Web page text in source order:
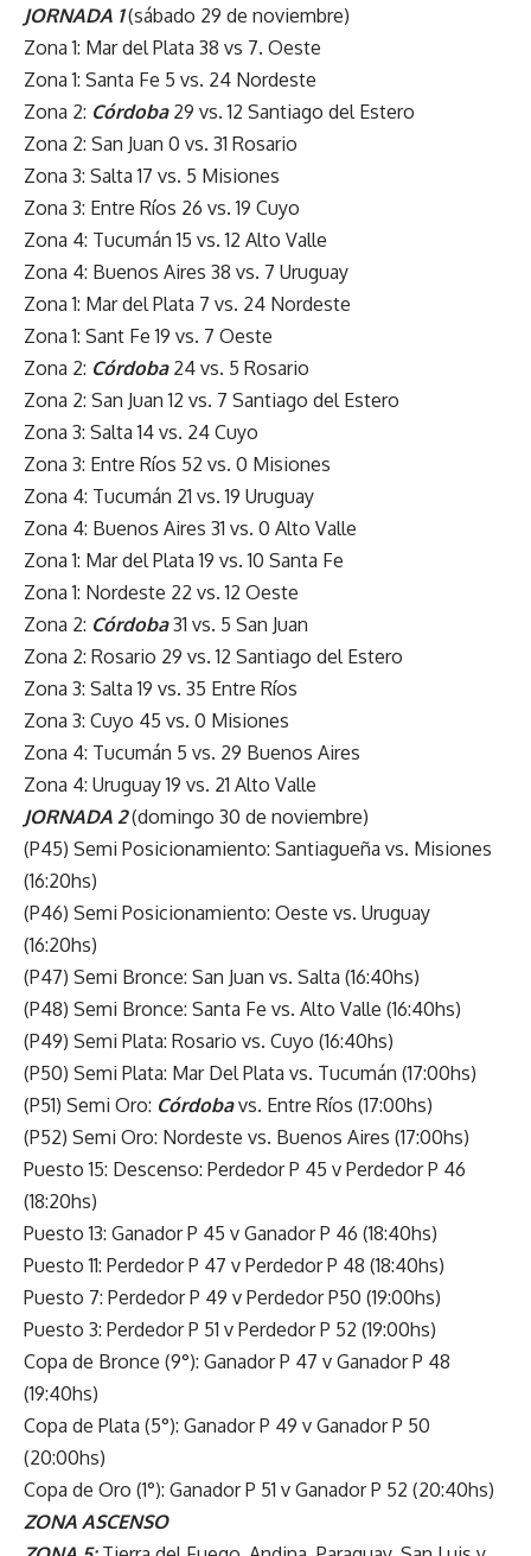
JORNADA 1(sábado 29 de noviembre)
Zona 1: Mar del Plata 38 vs 7. Oeste
Zona 1: Santa Fe 5 vs. 24 Nordeste
Zona 2: Córdoba 29 vs. 12 Santiago del Estero
Zona 2: San Juan 0 vs. 31 Rosario
Zona 3: Salta 17 vs. 5 Misiones
Zona 3: Entre Ríos 26 vs. 19 Cuyo
Zona 4: Tucumán 15 vs. 12 Alto Valle
Zona 4: Buenos Aires 38 vs. 7 Uruguay
Zona 1: Mar del Plata 7 vs. 24 Nordeste
Zona 1: Sant Fe 19 vs. 7 Oeste
Zona 2: Córdoba 24 vs. 5 Rosario
Zona 2: San Juan 12 vs. 7 Santiago del Estero
Zona 3: Salta 14 vs. 24 Cuyo
Zona 3: Entre Ríos 52 vs. 0 Misiones
Zona 4: Tucumán 21 vs. 19 Uruguay
Zona 4: Buenos Aires 31 vs. 0 Alto Valle
Zona 1: Mar del Plata 19 vs. 10 Santa Fe
Zona 1: Nordeste 22 vs. 12 Oeste
Zona 2: Córdoba 31 vs. 5 San Juan
Zona 2: Rosario 29 vs. 12 Santiago del Estero
Zona 3: Salta 19 vs. 35 Entre Ríos
Zona 3: Cuyo 45 vs. 0 Misiones
Zona 4: Tucumán 5 vs. 29 Buenos Aires
Zona 4: Uruguay 19 vs. 21 Alto Valle
JORNADA 2(domingo 30 de noviembre)
(P45) Semi Posicionamiento: Santiagueña vs. Misiones
(16:20hs)
(P46) Semi Posicionamiento: Oeste vs. Uruguay
(16:20hs)
(P47) Semi Bronce: San Juan vs. Salta (16:40hs)
(P48) Semi Bronce: Santa Fe vs. Alto Valle (16:40hs)
(P49) Semi Plata: Rosario vs. Cuyo (16:40hs)
(P50) Semi Plata: Mar Del Plata vs. Tucumán (17:00hs)
(P51) Semi Oro: Córdoba vs. Entre Ríos (17:00hs)
(P52) Semi Oro: Nordeste vs. Buenos Aires (17:00hs)
Puesto 15: Descenso: Perdedor P 45 v Perdedor P 46
(18:20hs)
Puesto 13: Ganador P 45 v Ganador P 46 (18:40hs)
Puesto 11: Perdedor P 47 v Perdedor P 48 (18:40hs)
Puesto 7: Perdedor P 49 v Perdedor P50 (19:00hs)
Puesto 3: Perdedor P 51 v Perdedor P 52 (19:00hs)
Copa de Bronce (9°): Ganador P 47 v Ganador P 48
(19:40hs)
Copa de Plata (5°): Ganador P 49 v Ganador P 50
(20:00hs)
Copa de Oro (1°): Ganador P 51 v Ganador P 52 (20:40hs)
ZONA ASCENSO